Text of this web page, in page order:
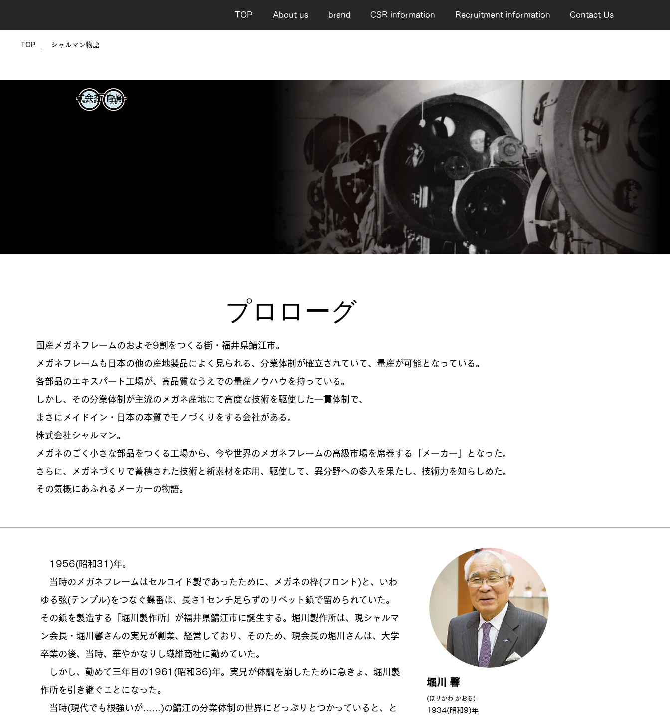
TOP About us brand CSR information Recruitment information Contact Us
株式会社 白鳳堂
TOP シャルマン物語
​プロローグ
国産メガネフレームのおよそ9割をつくる街・福井県鯖江市。
メガネフレームも日本の他の産地製品によく見られる、分業体制が確立されていて、量産が可能となっている。
各部品のエキスパート工場が、高品質なうえでの量産ノウハウを持っている。
しかし、その分業体制が主流のメガネ産地にて高度な技術を駆使した一貫体制で、
まさにメイドイン・日本の本質でモノづくりをする会社がある。
株式会社シャルマン。
メガネのごく小さな部品をつくる工場から、今や世界のメガネフレームの高級市場を席巻する「メーカー」となった。
さらに、メガネづくりで蓄積された技術と新素材を応用、駆使して、異分野への参入を果たし、技術力を知らしめた。
その気概にあふれるメーカーの物語。
1956(昭和31)年。
当時のメガネフレームはセルロイド製であったために、メガネの枠(フロント)と、いわ
ゆる弦(テンプル)をつなぐ蝶番は、長さ1センチ足らずのリベット鋲で留められていた。
その鋲を製造する「堀川製作所」が福井県鯖江市に誕生する。堀川製作所は、現シャルマ
ン会長・堀川馨さんの実兄が創業、経営しており、そのため、現会長の堀川さんは、大学
卒業の後、当時、華やかなりし繊維商社に勤めていた。
しかし、勤めて三年目の1961(昭和36)年。実兄が体調を崩したために急きょ、堀川製
作所を引き継ぐことになった。
当時(現代でも根強いが……)の鯖江の分業体制の世界にどっぷりとつかっていると、と
堀川 馨
(ほりかわ かおる)
1934(昭和9)年